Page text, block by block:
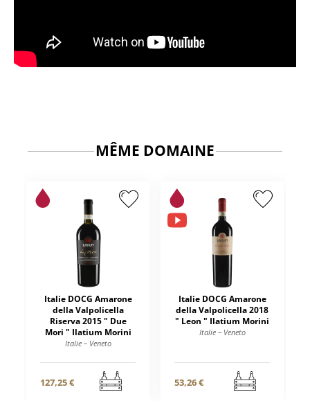
MÊME DOMAINE
Italie DOCG Amarone
della Valpolicella
Riserva 2015 " Due
Mori " Ilatium Morini
Italie – Veneto
127,25 €
Italie DOCG Amarone
della Valpolicella 2018
" Leon " Ilatium Morini
Italie – Veneto
53,26 €